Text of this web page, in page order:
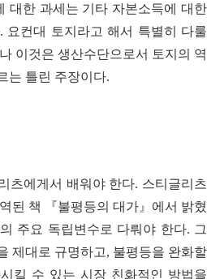
대한 과세는 기타 자본소득에 대한
요컨대 토지라고 해서 특별히 다룰
이것은 생산수단으로서 토지의 역
는 틀린 주장이다.
츠에게서 배워야 한다. 스티글리츠
된 책 『불평등의 대가』에서 밝혔
주요 독립변수로 다뤄야 한다. 그
제대로 규명하고, 불평등을 완화할
킬 수 있는 시장 친화적인 방법을